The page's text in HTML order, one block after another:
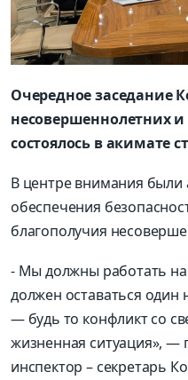
Очередное заседание
несовершеннолетних
состоялось в акимате
В центре внимания были
обеспечения
благополучия
- Мы должны работать
должен оставаться
— будь то конфликт со
жизненная ситуация», —
инспектор – секретарь